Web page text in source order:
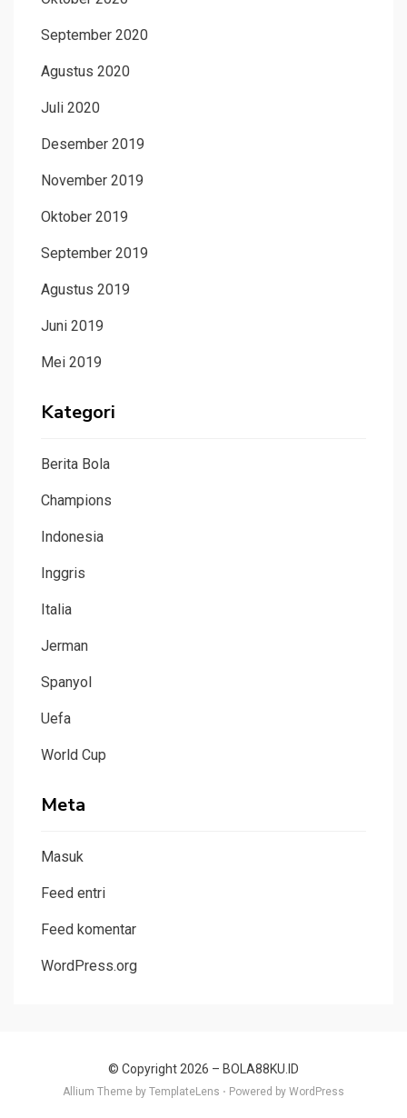
September 2020
Agustus 2020
Juli 2020
Desember 2019
November 2019
Oktober 2019
September 2019
Agustus 2019
Juni 2019
Mei 2019
Kategori
Berita Bola
Champions
Indonesia
Inggris
Italia
Jerman
Spanyol
Uefa
World Cup
Meta
Masuk
Feed entri
Feed komentar
WordPress.org
© Copyright 2026 – BOLA88KU.ID
Allium Theme by TemplateLens ⋅ Powered by WordPress